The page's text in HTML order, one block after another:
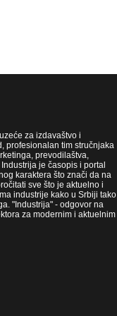
za izdavaštvo i
profesionalan tim stručnjaka
prevodilaštva,
je časopis i portal
karaktera što znači da na
sve što je aktuelno i
industrije kako u Srbiji tako
"Industrija" - odgovor na
za modernim i aktuelnim